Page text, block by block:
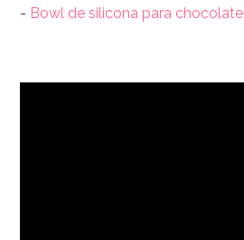
- Bowl de silicona para chocolate